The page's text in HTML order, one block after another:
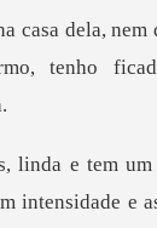
tenho
intensidade e